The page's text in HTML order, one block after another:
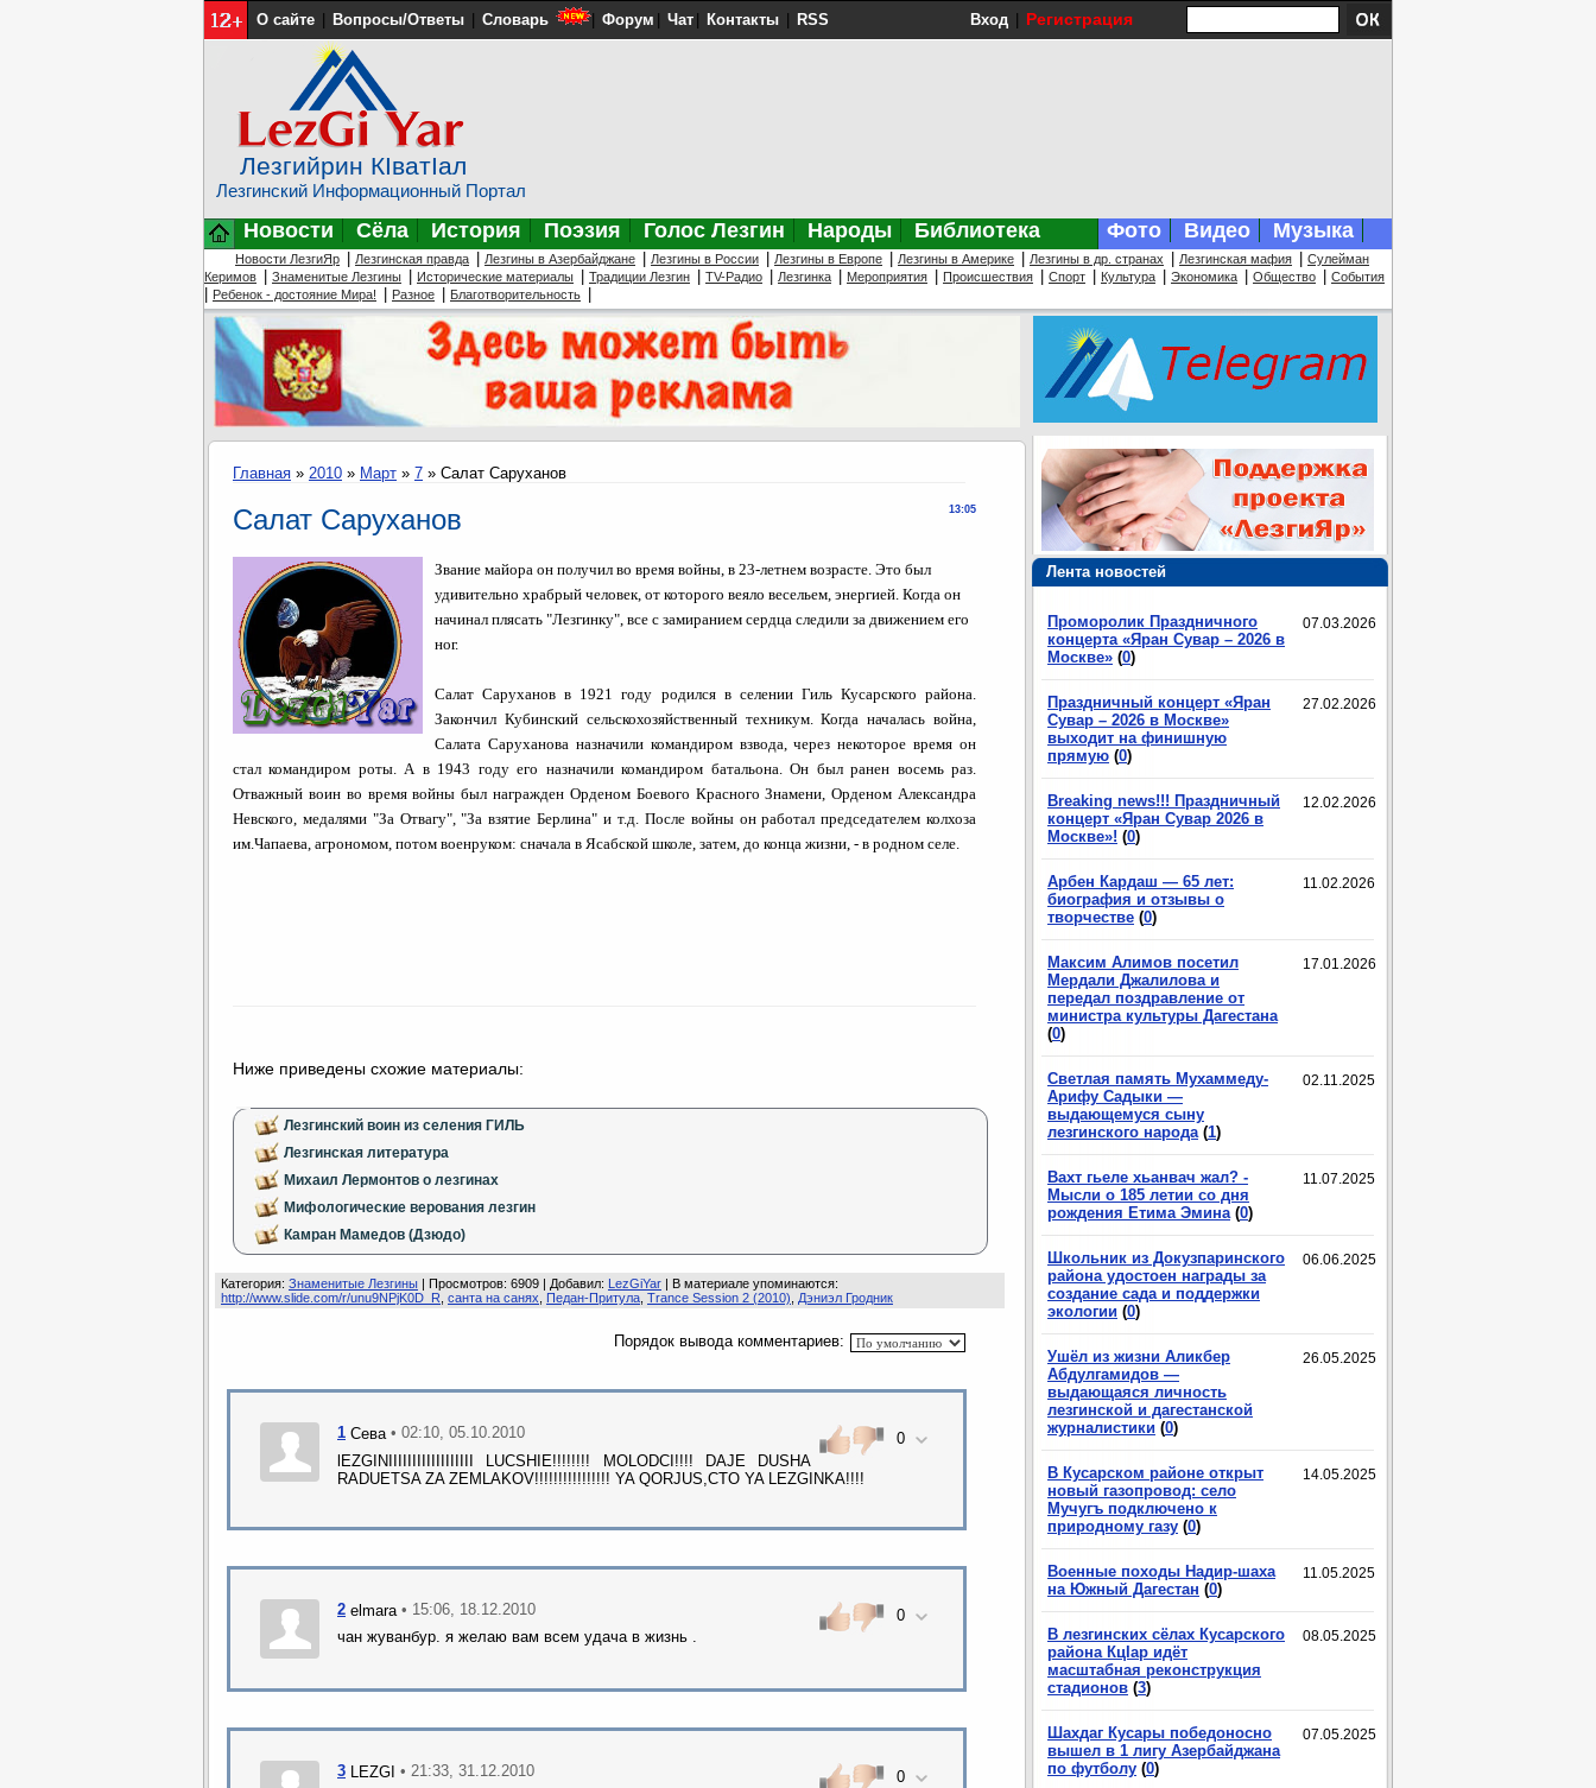
О сайте Вопросы/Ответы Словарь Форум Чат Контакты RSS Вход Регистрация
Лезгийрин КIватIал
Лезгинский Информационный Портал
Новости Сёла История Поэзия Голос Лезгин Народы Библиотека Фото Видео Музыка
Новости ЛезгиЯр Лезгинская правда Лезгины в Азербайджане Лезгины в России Лезгины в Европе Лезгины в Америке Лезгины в др. странах Лезгинская мафия
Сулейман
Керимов
Знаменитые Лезгины Исторические материалы Традиции Лезгин TV-Радио Лезгинка Мероприятия Происшествия Спорт Культура Экономика Общество События
Ребенок - достояние Мира! Разное Благотворительность
Лента новостей
07.03.2026
Проморолик Праздничного
концерта «Яран Сувар – 2026 в
Москве» (0)
27.02.2026
Праздничный концерт «Яран
Сувар – 2026 в Москве»
выходит на финишную
прямую (0)
12.02.2026
Breaking news!!! Праздничный
концерт «Яран Сувар 2026 в
Москве»! (0)
11.02.2026
Арбен Кардаш — 65 лет:
биография и отзывы о
творчестве (0)
17.01.2026
Максим Алимов посетил
Мердали Джалилова и
передал поздравление от
министра культуры Дагестана
(0)
02.11.2025
Светлая память Мухаммеду-
Арифу Садыки —
выдающемуся сыну
лезгинского народа (1)
11.07.2025
Вахт гьеле хьанвач жал? -
Мысли о 185 летии со дня
рождения Етима Эмина (0)
06.06.2025
Школьник из Докузпаринского
района удостоен награды за
создание сада и поддержки
экологии (0)
26.05.2025
Ушёл из жизни Аликбер
Абдулгамидов —
выдающаяся личность
лезгинской и дагестанской
журналистики (0)
14.05.2025
В Кусарском районе открыт
новый газопровод: село
Мучугъ подключено к
природному газу (0)
11.05.2025
Военные походы Надир-шаха
на Южный Дагестан (0)
08.05.2025
В лезгинских сёлах Кусарского
района КцIар идёт
масштабная реконструкция
стадионов (3)
07.05.2025
Шахдаг Кусары победоносно
вышел в 1 лигу Азербайджана
по футболу (0)
Главная » 2010 » Март » 7 » Салат Саруханов
13:05
Салат Саруханов
Звание майора он получил во время войны, в 23-летнем возрасте. Это был
удивительно храбрый человек, от которого веяло весельем, энергией. Когда он
начинал плясать "Лезгинку", все с замиранием сердца следили за движением его
ног.
Салат Саруханов в 1921 году родился в селении Гиль Кусарского района.
Закончил Кубинский сельскохозяйственный техникум. Когда началась война,
Салата Саруханова назначили командиром взвода, через некоторое время он
стал командиром роты. А в 1943 году его назначили командиром батальона. Он был ранен восемь раз.
Отважный воин во время войны был награжден Орденом Боевого Красного Знамени, Орденом Александра
Невского, медалями "За Отвагу", "За взятие Берлина" и т.д. После войны он работал председателем колхоза
им.Чапаева, агрономом, потом военруком: сначала в Ясабской школе, затем, до конца жизни, - в родном селе.
Ниже приведены схожие материалы:
Лезгинский воин из селения ГИЛЬ
Лезгинская литература
Михаил Лермонтов о лезгинах
Мифологические верования лезгин
Камран Мамедов (Дзюдо)
Категория: Знаменитые Лезгины | Просмотров: 6909 | Добавил: LezGiYar | В материале упоминаются:
http://www.slide.com/r/unu9NPjK0D_R санта на санях Педан-Притула Trance Session 2 (2010) Дэниэл Гродник
Порядок вывода комментариев:
0
1 Сева • 02:10, 05.10.2010
lEZGINIIIIIIIIIIIIIIIIII LUCSHIE!!!!!!!! MOLODCI!!!! DAJE DUSHA
RADUETSA ZA ZEMLAKOV!!!!!!!!!!!!!!!! YA QORJUS,CTO YA LEZGINKA!!!!
0
2 elmara • 15:06, 18.12.2010
чан жуванбур. я желаю вам всем удача в жизнь .
0
3 LEZGI • 21:33, 31.12.2010